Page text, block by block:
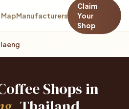
MapManufacturers
Claim
Your
Shop
Shops in